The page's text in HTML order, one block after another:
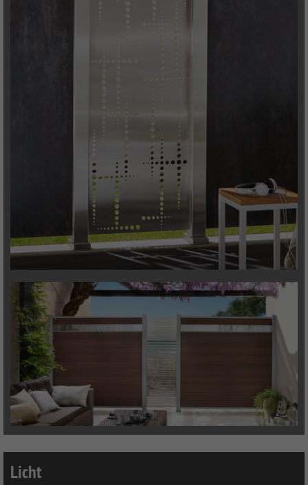
Licht